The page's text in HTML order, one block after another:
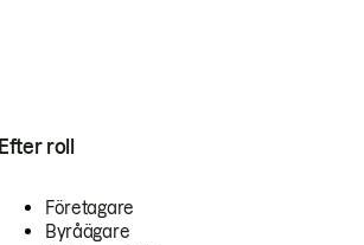
Efter roll
Företagare
Byråägare